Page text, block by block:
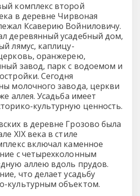
комплекс второй
в деревне Чирвоная
Ксаверию Войниловичу.
деревянный усадебный дом,
лямус, каплицу-
оранжерею,
завод, парк с водоемом и
Сегодня
молочного завода, церкви
аллея. Усадьба имеет
культурную ценность.
в деревне Грозово была
XIX века в стиле
включал каменное
с четырехколонным
аллею вдоль прудов.
что делает усадьбу
культурным объектом.